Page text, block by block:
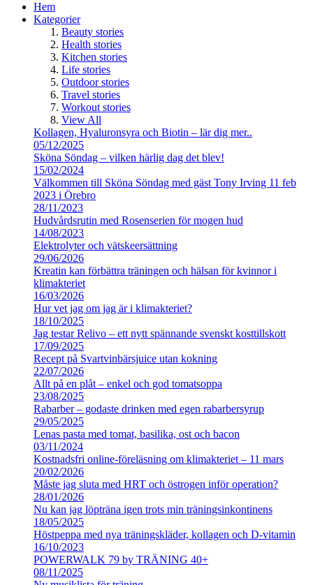
Hem
Kategorier
Beauty stories
Health stories
Kitchen stories
Life stories
Outdoor stories
Travel stories
Workout stories
View All
Kollagen, Hyaluronsyra och Biotin – lär dig mer..
05/12/2025
Sköna Söndag – vilken härlig dag det blev!
15/02/2024
Välkommen till Sköna Söndag med gäst Tony Irving 11 feb
2023 i Örebro
28/11/2023
Hudvårdsrutin med Rosenserien för mogen hud
14/08/2023
Elektrolyter och vätskeersättning
29/06/2026
Kreatin kan förbättra träningen och hälsan för kvinnor i
klimakteriet
16/03/2026
Hur vet jag om jag är i klimakteriet?
18/10/2025
Jag testar Relivo – ett nytt spännande svenskt kosttillskott
17/09/2025
Recept på Svartvinbärsjuice utan kokning
22/07/2026
Allt på en plåt – enkel och god tomatsoppa
23/08/2025
Rabarber – godaste drinken med egen rabarbersyrup
29/05/2025
Lenas pasta med tomat, basilika, ost och bacon
03/11/2024
Kostnadsfri online-föreläsning om klimakteriet – 11 mars
20/02/2026
Måste jag sluta med HRT och östrogen inför operation?
28/01/2026
Nu kan jag löpträna igen trots min träningsinkontinens
18/05/2025
Höstpeppa med nya träningskläder, kollagen och D-vitamin
16/10/2023
POWERWALK 79 by TRÄNING 40+
08/11/2025